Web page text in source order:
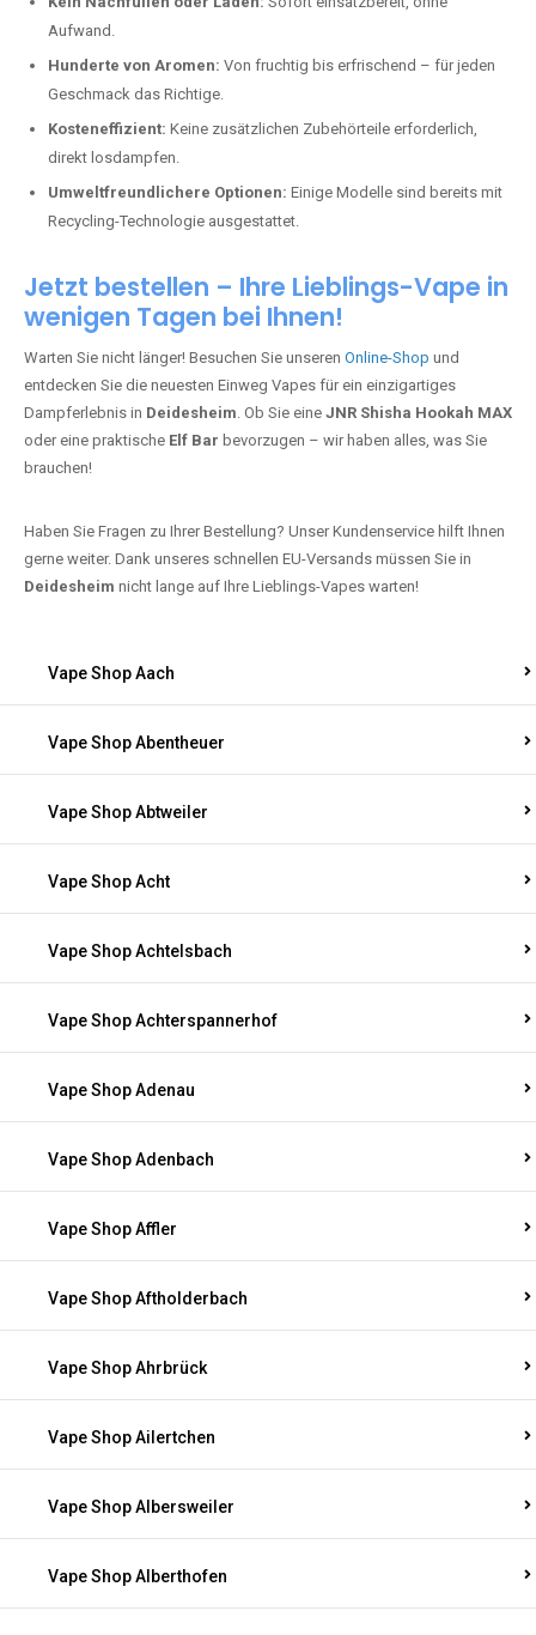
Aufwand.
Hunderte von Aromen: Von fruchtig bis erfrischend – für jeden
Geschmack das Richtige.
Kosteneffizient: Keine zusätzlichen Zubehörteile erforderlich,
direkt losdampfen.
Umweltfreundlichere Optionen: Einige Modelle sind bereits mit
Recycling-Technologie ausgestattet.
Jetzt bestellen – Ihre Lieblings-Vape in
wenigen Tagen bei Ihnen!
Warten Sie nicht länger! Besuchen Sie unseren Online-Shop und
entdecken Sie die neuesten Einweg Vapes für ein einzigartiges
Dampferlebnis in Deidesheim. Ob Sie eine JNR Shisha Hookah MAX
oder eine praktische Elf Bar bevorzugen – wir haben alles, was Sie
brauchen!
Haben Sie Fragen zu Ihrer Bestellung? Unser Kundenservice hilft Ihnen
gerne weiter. Dank unseres schnellen EU-Versands müssen Sie in
Deidesheim nicht lange auf Ihre Lieblings-Vapes warten!
Vape Shop Aach
Vape Shop Abentheuer
Vape Shop Abtweiler
Vape Shop Acht
Vape Shop Achtelsbach
Vape Shop Achterspannerhof
Vape Shop Adenau
Vape Shop Adenbach
Vape Shop Affler
Vape Shop Aftholderbach
Vape Shop Ahrbrück
Vape Shop Ailertchen
Vape Shop Albersweiler
Vape Shop Alberthofen